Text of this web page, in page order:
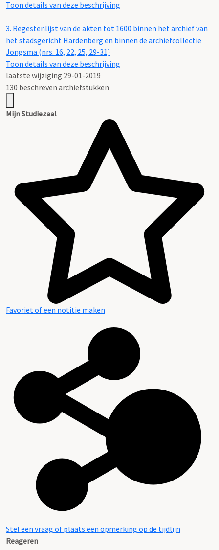
Toon details van deze beschrijving
3. Regestenlijst van de akten tot 1600 binnen het archief van
het stadsgericht Hardenberg en binnen de archiefcollectie
Jongsma (nrs. 16, 22, 25, 29-31)
Toon details van deze beschrijving
laatste wijziging 29-01-2019
130 beschreven archiefstukken
Mijn Studiezaal
Favoriet of een notitie maken
Stel een vraag of plaats een opmerking op de tijdlijn
Reageren